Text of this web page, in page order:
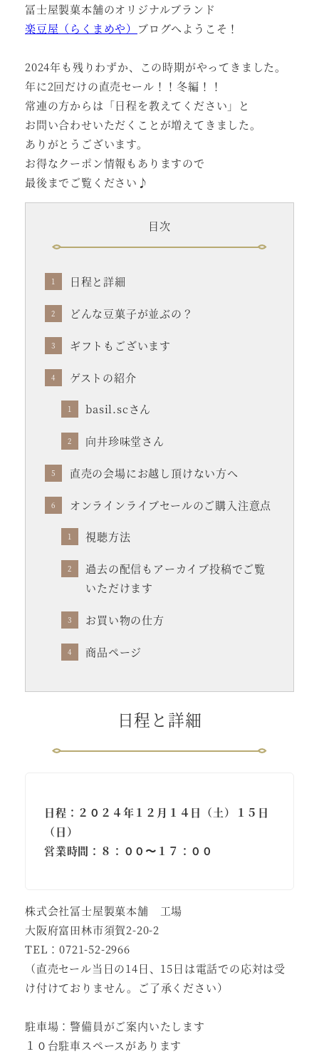
冨士屋製菓本舗のオリジナルブランド
楽豆屋（らくまめや） ブログへようこそ！
2024年も残りわずか、この時期がやってきました。
年に2回だけの直売セール！！冬編！！
常連の方からは「日程を教えてください」と
お問い合わせいただくことが増えてきました。
ありがとうございます。
お得なクーポン情報もありますので
最後までご覧ください♪
目次
日程と詳細
どんな豆菓子が並ぶの？
ギフトもございます
ゲストの紹介
basil.scさん
向井珍味堂さん
直売の会場にお越し頂けない方へ
オンラインライブセールのご購入注意点
視聴方法
過去の配信もアーカイブ投稿でご覧
いただけます
お買い物の仕方
商品ページ
日程と詳細
日程：２０２４年１２月１４日（土）１５日
（日）
営業時間：８：００〜１７：００
株式会社冨士屋製菓本舗 工場
大阪府富田林市須賀2-20-2
TEL：0721-52-2966
（直売セール当日の14日、15日は電話での応対は受
け付けておりません。ご了承ください）
駐車場：警備員がご案内いたします
１０台駐車スペースがあります